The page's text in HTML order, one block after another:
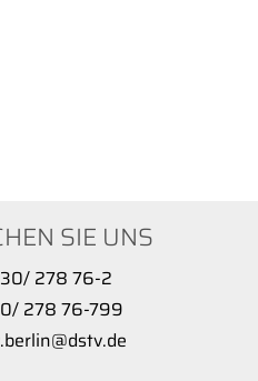
SIE UNS
278 76-2
278 76-799